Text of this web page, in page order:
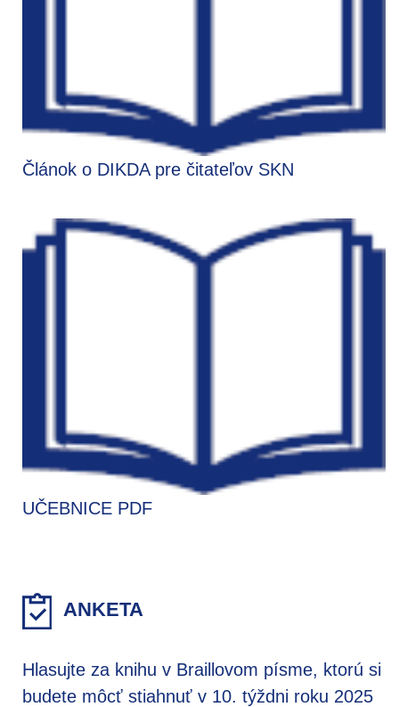
Článok o DIKDA pre čitateľov SKN
UČEBNICE PDF
ANKETA
Hlasujte za knihu v Braillovom písme, ktorú si
budete môcť stiahnuť v 10. týždni roku 2025